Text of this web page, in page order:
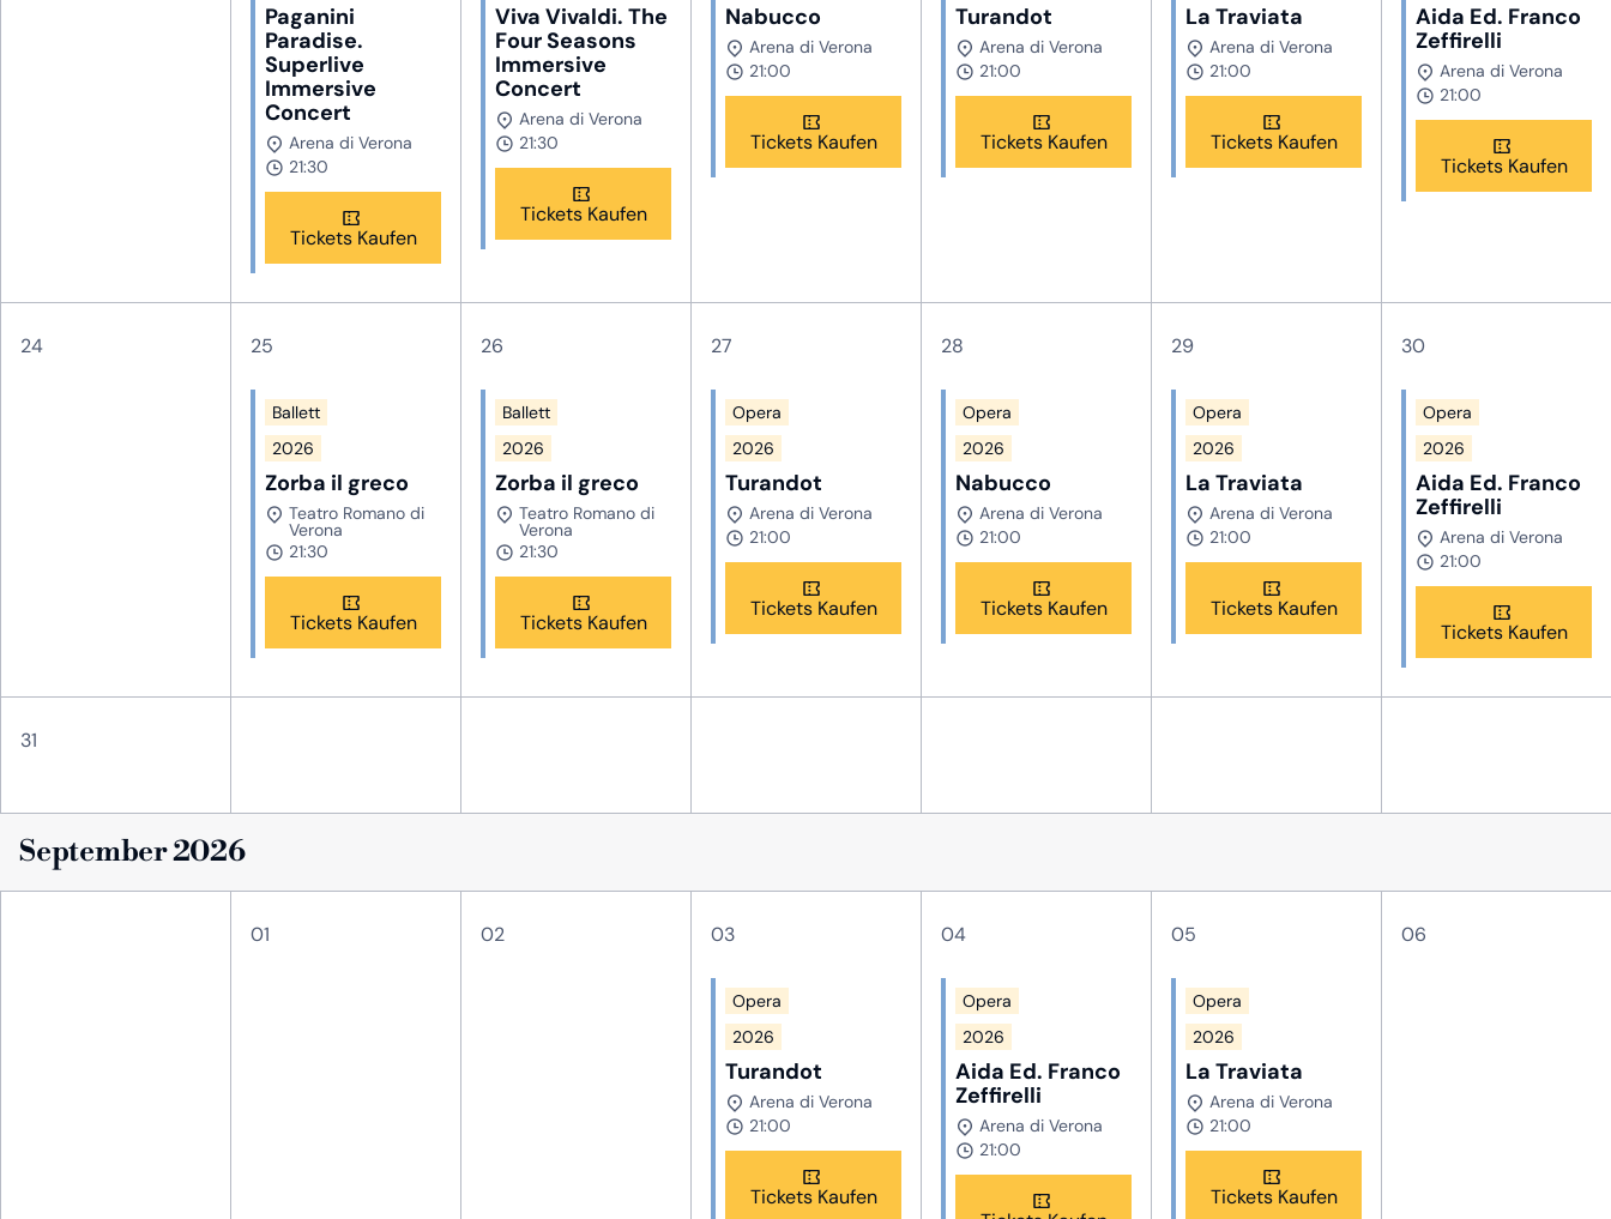
Paganini
Paradise.
Superlive
Immersive
Concert
Arena di Verona
21:30
Tickets Kaufen
Viva Vivaldi. The
Four Seasons
Immersive
Concert
Arena di Verona
21:30
Tickets Kaufen
Nabucco
Arena di Verona
21:00
Tickets Kaufen
Turandot
Arena di Verona
21:00
Tickets Kaufen
La Traviata
Arena di Verona
21:00
Tickets Kaufen
Aida Ed. Franco
Zeffirelli
Arena di Verona
21:00
Tickets Kaufen
24 25
Ballett
2026
Zorba il greco
Teatro Romano di
Verona
21:30
Tickets Kaufen
26
Ballett
2026
Zorba il greco
Teatro Romano di
Verona
21:30
Tickets Kaufen
27
Opera
2026
Turandot
Arena di Verona
21:00
Tickets Kaufen
28
Opera
2026
Nabucco
Arena di Verona
21:00
Tickets Kaufen
29
Opera
2026
La Traviata
Arena di Verona
21:00
Tickets Kaufen
30
Opera
2026
Aida Ed. Franco
Zeffirelli
Arena di Verona
21:00
Tickets Kaufen
31
September 2026
01 02 03
Opera
2026
Turandot
Arena di Verona
21:00
Tickets Kaufen
04
Opera
2026
Aida Ed. Franco
Zeffirelli
Arena di Verona
21:00
05
Opera
2026
La Traviata
Arena di Verona
21:00
Tickets Kaufen
06